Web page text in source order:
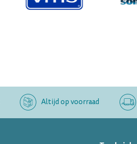
Altijd op voorraad